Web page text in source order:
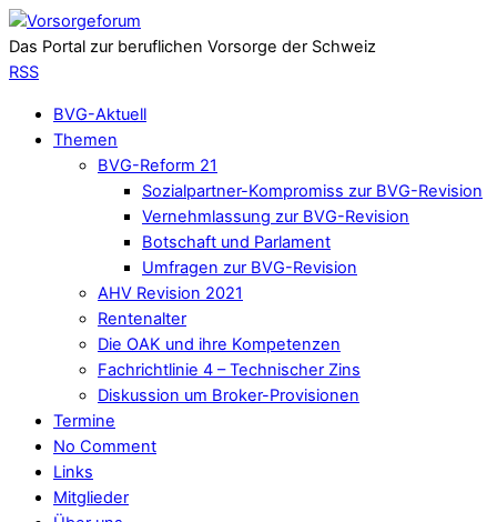
Das Portal zur beruflichen Vorsorge der Schweiz
RSS
BVG-Aktuell
Themen
BVG-Reform 21
Sozialpartner-Kompromiss zur BVG-Revision
Vernehmlassung zur BVG-Revision
Botschaft und Parlament
Umfragen zur BVG-Revision
AHV Revision 2021
Rentenalter
Die OAK und ihre Kompetenzen
Fachrichtlinie 4 – Technischer Zins
Diskussion um Broker-Provisionen
Termine
No Comment
Links
Mitglieder